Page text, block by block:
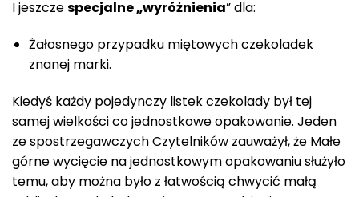
I jeszczespecjalne „wyróżnienia” dla:
Żałosnego przypadku miętowych czekoladek
znanej marki.
Kiedyś każdy pojedynczy listek czekolady był tej
samej wielkości co jednostkowe opakowanie. Jeden
ze spostrzegawczych Czytelników zauważył, że Małe
górne wycięcie na jednostkowym opakowaniu służyło
temu, aby można było z łatwością chwycić małą